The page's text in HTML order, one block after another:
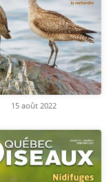
15 août 2022